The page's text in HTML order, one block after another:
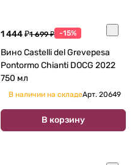
1 444 ₽1 699 ₽ -15%
Вино Castelli del Grevepesa
Pontormo Chianti DOCG 2022
750 мл
В наличии на складеАрт. 20649
В корзину